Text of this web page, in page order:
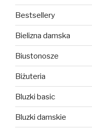
Bestsellery
Bielizna damska
Biustonosze
Biżuteria
Bluzki basic
Bluzki damskie